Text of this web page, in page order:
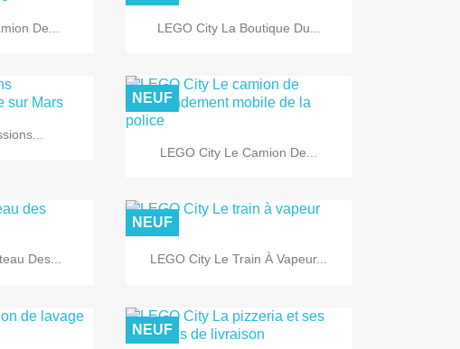
De...  Aperçu rapide
LEGO City La Boutique Du...
 Aperçu rapide
LEGO City Le Camion De...
NEUF
Des...  Aperçu rapide
LEGO City Le Train À Vapeur...
NEUF
NEUF